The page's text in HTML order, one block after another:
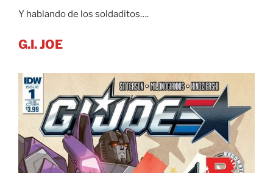
Y hablando de los soldaditos….
G.I. JOE